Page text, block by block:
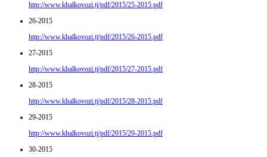
http://www.khalkovozi.tj/pdf/2015/25-2015.pdf
26-2015
http://www.khalkovozi.tj/pdf/2015/26-2015.pdf
27-2015
http://www.khalkovozi.tj/pdf/2015/27-2015.pdf
28-2015
http://www.khalkovozi.tj/pdf/2015/28-2015.pdf
29-2015
http://www.khalkovozi.tj/pdf/2015/29-2015.pdf
30-2015